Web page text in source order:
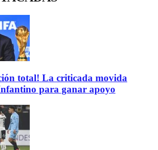
total! La criticada movida
para ganar apoyo